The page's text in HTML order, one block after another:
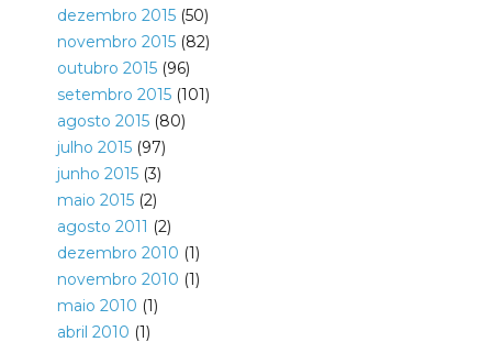
dezembro 2015(50)
novembro 2015(82)
outubro 2015(96)
setembro 2015(101)
agosto 2015(80)
julho 2015(97)
junho 2015(3)
maio 2015(2)
agosto 2011 (2)
dezembro 2010 (1)
novembro 2010 (1)
maio 2010 (1)
abril 2010 (1)